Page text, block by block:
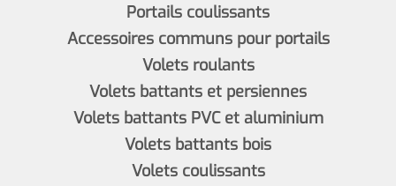
Portails coulissants
Accessoires communs pour portails
Volets roulants
Volets battants et persiennes
Volets battants PVC et aluminium
Volets battants bois
Volets coulissants